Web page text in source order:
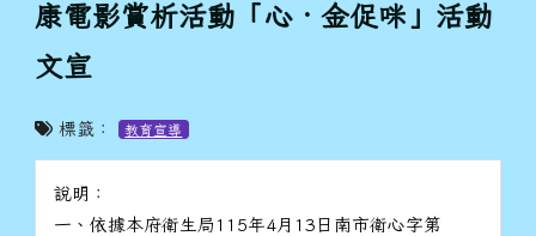
康電影賞析活動「心‧金促咪」活動
文宣
標籤： 教育宣導
說明：
一、依據本府衛生局115年4月13日南市衛心字第